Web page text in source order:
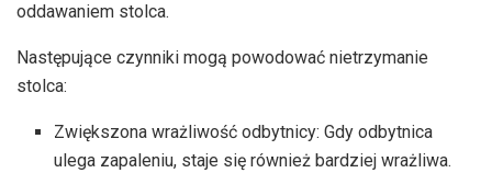
oddawaniem stolca.
Następujące czynniki mogą powodować nietrzymanie
stolca:
Zwiększona wrażliwość odbytnicy: Gdy odbytnica
ulega zapaleniu, staje się również bardziej wrażliwa.